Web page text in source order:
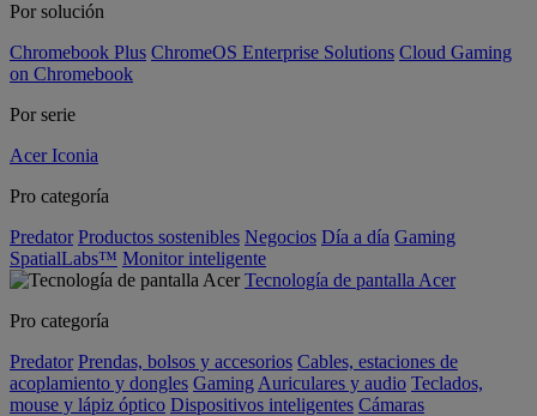
Por solución
Chromebook Plus ChromeOS Enterprise Solutions Cloud Gaming
on Chromebook
Por serie
Acer Iconia
Pro categoría
Predator Productos sostenibles Negocios Día a día Gaming
SpatialLabs™ Monitor inteligente
Tecnología de pantalla Acer
Pro categoría
Predator Prendas, bolsos y accesorios Cables, estaciones de
acoplamiento y dongles Gaming Auriculares y audio Teclados,
mouse y lápiz óptico Dispositivos inteligentes Cámaras